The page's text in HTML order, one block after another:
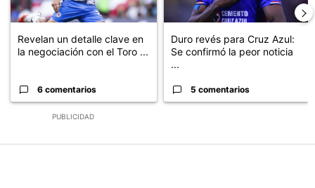
PUBLICIDAD
Revelan un detalle clave en
la negociación con el Toro ...
6 comentarios
Duro revés para Cruz Azul:
Se confirmó la peor noticia
...
5 comentarios